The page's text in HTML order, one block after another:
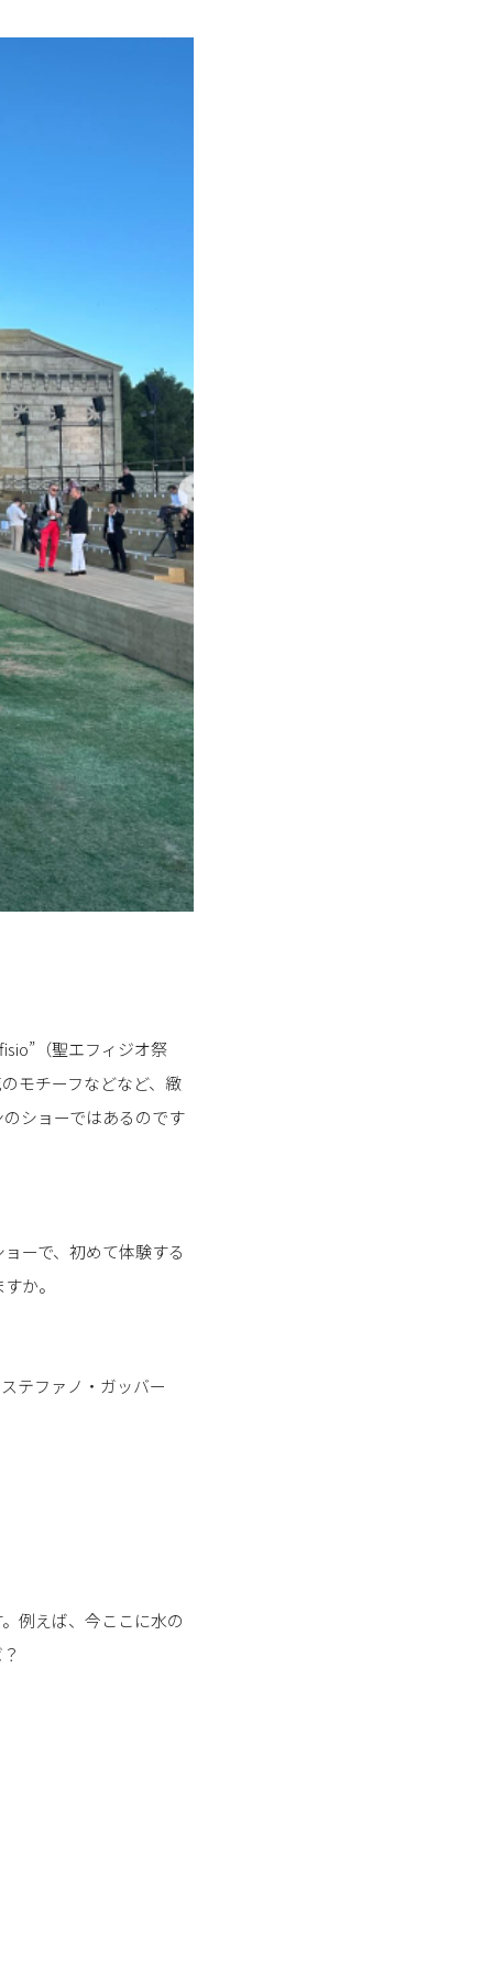
（聖エフィジオ祭
モチーフなどなど、緻
ショーではあるのです
ーで、初めて体験する
か。
テファノ・ガッバー
例えば、今ここに水の